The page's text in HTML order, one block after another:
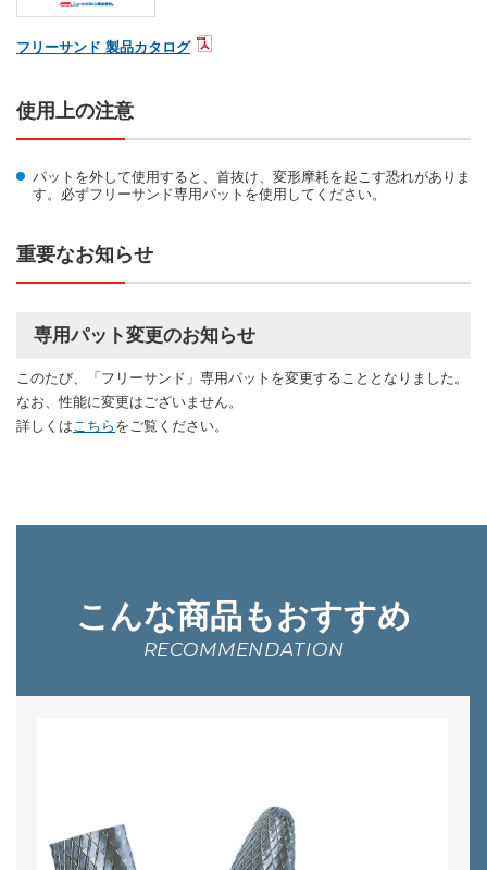
フリーサンド 製品カタログ
使用上の注意
パットを外して使用すると、首抜け、変形摩耗を起こす恐れがありま
す。必ずフリーサンド専用パットを使用してください。
重要なお知らせ
専用パット変更のお知らせ
このたび、「フリーサンド」専用パットを変更することとなりました。
なお、性能に変更はございません。
詳しくは こちら をご覧ください。
こんな商品もおすすめ
RECOMMENDATION